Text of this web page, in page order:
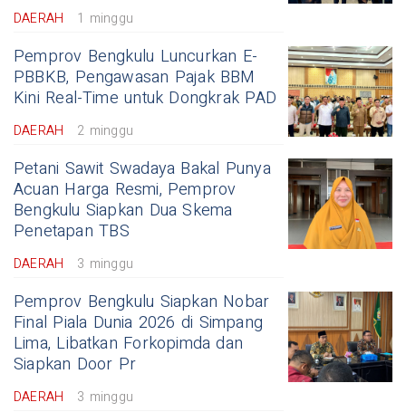
DAERAH 1 minggu
Pemprov Bengkulu Luncurkan E-
PBBKB, Pengawasan Pajak BBM
Kini Real-Time untuk Dongkrak PAD
DAERAH 2 minggu
Petani Sawit Swadaya Bakal Punya
Acuan Harga Resmi, Pemprov
Bengkulu Siapkan Dua Skema
Penetapan TBS
DAERAH 3 minggu
Pemprov Bengkulu Siapkan Nobar
Final Piala Dunia 2026 di Simpang
Lima, Libatkan Forkopimda dan
Siapkan Door Pr
DAERAH 3 minggu